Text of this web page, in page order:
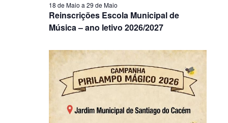
Reinscrições Escola Municipal de
Música – ano letivo 2026/2027
18 de Maio a 29 de Maio